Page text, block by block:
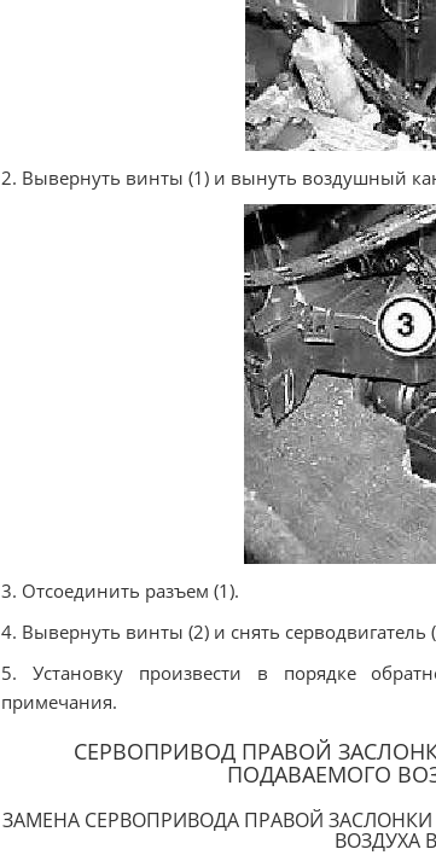
2. Вывернуть винты (1) и вынуть воздушный
3. Отсоединить разъем (1).
4. Вывернуть винты (2) и снять серводвигатель
5. Установку произвести в порядке
примечания.
СЕРВОПРИВОД ПРАВОЙ
ПОДАВАЕМОГО
ЗАМЕНА СЕРВОПРИВОДА ПРАВОЙ
ВОЗДУХА